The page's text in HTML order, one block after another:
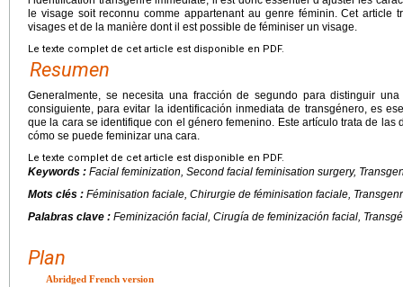
le visage soit reconnu comme appartenant au genre féminin. Cet article
visages et de la manière dont il est possible de féminiser un visage.
Le texte complet de cet article est disponible en PDF.
Resumen
Generalmente, se necesita una fracción de segundo para distinguir
consiguiente, para evitar la identificación inmediata de transgénero, es
que la cara se identifique con el género femenino. Este artículo trata de las
cómo se puede feminizar una cara.
Le texte complet de cet article est disponible en PDF.
Keywords : Facial feminization, Second facial feminisation surgery,
Mots clés : Féminisation faciale, Chirurgie de féminisation faciale,
Palabras clave : Feminización facial, Cirugía de feminización facial,
Plan
Abridged French version